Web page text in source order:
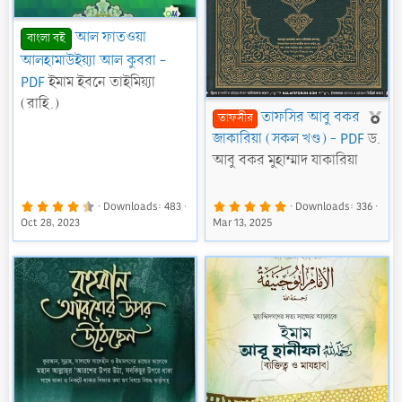
বাংলা বই
আল ফাতওয়া
আলহামাউইয়্যা আল কুবরা -
PDFইমাম ইবনে তাইমিয়্যা
(রাহি.)
4
s
t
a
r
(
s
)
Downloads 483
Oct 28, 2023
F
e
তাফসীর তাফসির আবু বকর
জাকারিয়া (সকল খণ্ড) - PDFড.
আবু বকর মুহাম্মাদ যাকারিয়া
5
s
t
a
r
(
s
)
Downloads 336
Mar 13, 2025